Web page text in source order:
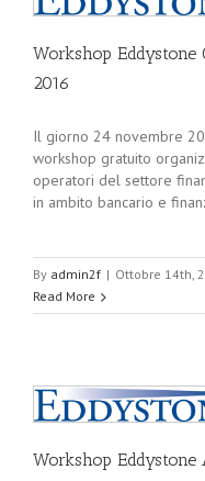
Workshop
2016
Il giorno 24 novembre
workshop gratuito
operatori del settore
in ambito bancario e
By admin2f | Ottobre 14th,
Read More
Workshop